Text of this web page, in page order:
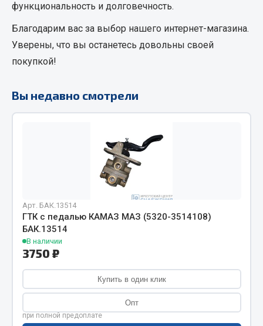
Адаптеры и переходники
Тройники
Трубки, муфты, гайки
Угольники
Весь раздел
Автомобильный инструмент
Измерительный инструмент
Крепежный инструмент
Режущий инструмент
Силовое оборудование
Столярный инструмент
Показать ещё
функциональность и долговечность.
Благодарим вас за выбор нашего интернет-магазина.
Уверены, что вы останетесь довольны своей
покупкой!
Вы недавно смотрели
Арт. БАК.13514
ГТК с педалью КАМАЗ МАЗ (5320-3514108)
БАК.13514
В наличии
3750 ₽
Купить в один клик
Опт
при полной предоплате